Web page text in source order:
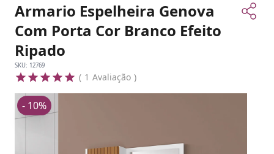
Armario Espelheira Genova
Com Porta Cor Branco Efeito
Ripado
SKU: 12769
1 Avaliação
- 10%